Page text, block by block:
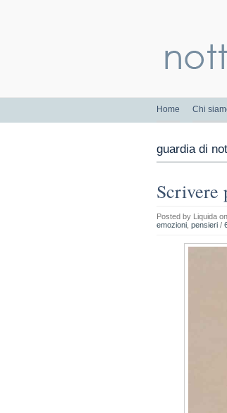
Home Chi
guardia di
Scrivere
Posted by Liquida
emozioni pensieri /